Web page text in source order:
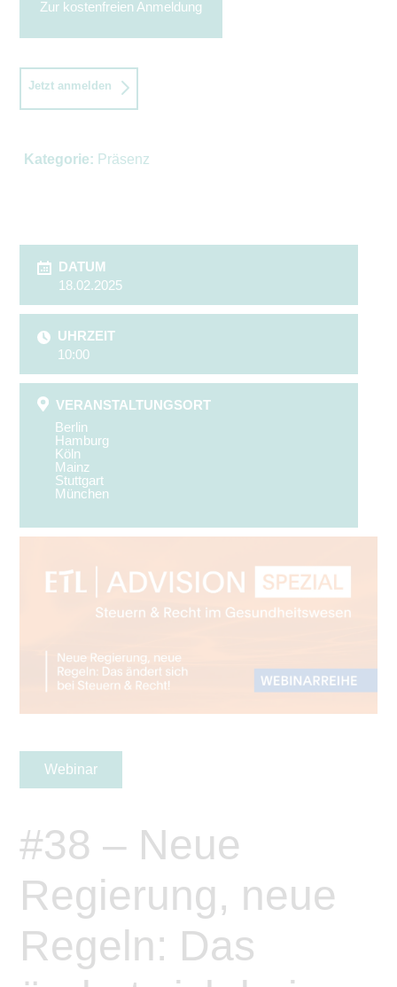
Zur kostenfreien Anmeldung
Jetzt anmelden
Kategorie: Präsenz
DATUM
18.02.2025
UHRZEIT
10:00
VERANSTALTUNGSORT
Berlin
Hamburg
Köln
Mainz
Stuttgart
München
Webinar
#38 – Neue
Regierung, neue
Regeln: Das